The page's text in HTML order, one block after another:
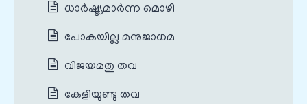
ധാർഷ്ട്യമാർന്ന മൊഴി
പോകയില്ല മനുജാധമ
വിജയമതു തവ
കേളിയുണ്ടു തവ